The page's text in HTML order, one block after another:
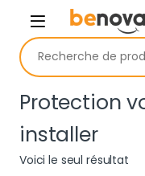
Skip to navigation
Skip to content
Recherche pour :
Protection
installer
Voici le seul résultat